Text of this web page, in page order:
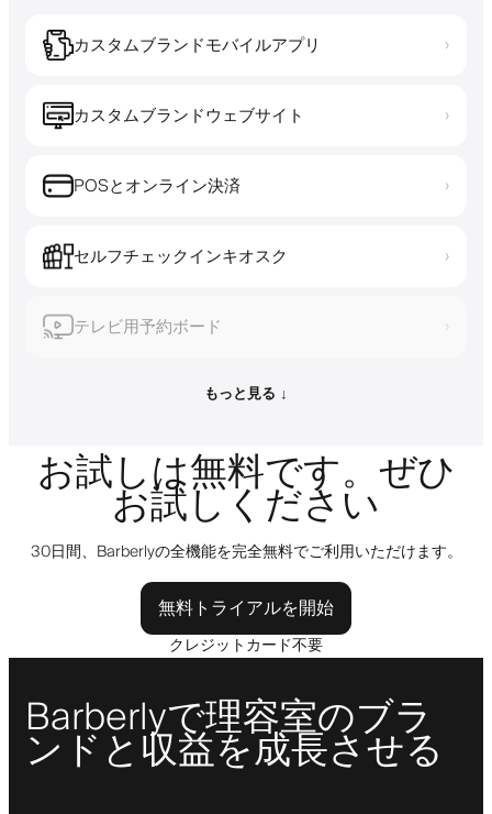
カスタムブランドモバイルアプリ ›
カスタムブランドウェブサイト ›
POSとオンライン決済 ›
セルフチェックインキオスク ›
テレビ用予約ボード ›
もっと見る ↓
お試しは無料です。ぜひ
お試しください
30日間、Barberlyの全機能を完全無料でご利用いただけます。
無料トライアルを開始
クレジットカード不要
Barberlyで理容室のブラ
ンドと収益を成長させる